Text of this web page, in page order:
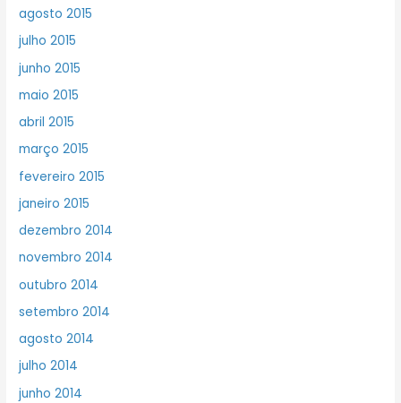
agosto 2015
julho 2015
junho 2015
maio 2015
abril 2015
março 2015
fevereiro 2015
janeiro 2015
dezembro 2014
novembro 2014
outubro 2014
setembro 2014
agosto 2014
julho 2014
junho 2014